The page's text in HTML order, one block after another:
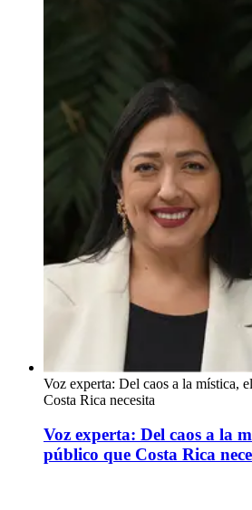
Voz experta: Del caos a la mística,
Costa Rica necesita
Voz experta: Del caos a la
público que Costa Rica